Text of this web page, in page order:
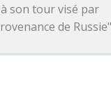
son tour visé par
de